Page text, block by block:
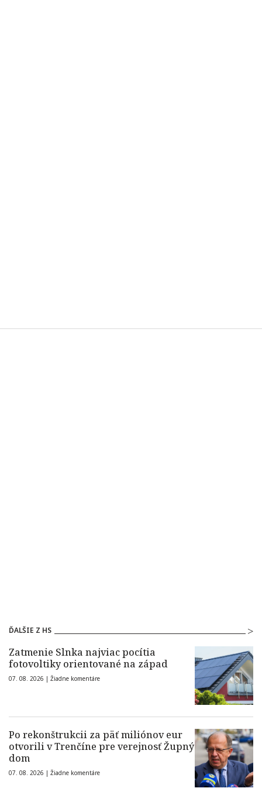
ĎALŠIE Z HS
Zatmenie Slnka najviac pocítia
fotovoltiky orientované na západ
07. 08. 2026 | Žiadne komentáre
Po rekonštrukcii za päť miliónov eur
otvorili v Trenčíne pre verejnosť Župný
dom
07. 08. 2026 | Žiadne komentáre